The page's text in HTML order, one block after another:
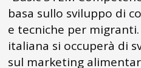
basa sullo sviluppo di
e tecniche per
italiana si occuperà di
sul marketing